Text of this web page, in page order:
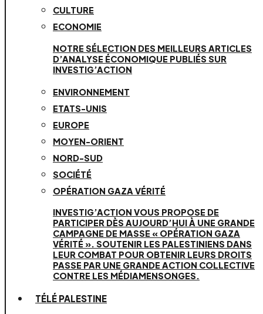
CULTURE
ECONOMIE
NOTRE SÉLECTION DES MEILLEURS ARTICLES
D’ANALYSE ÉCONOMIQUE PUBLIÉS SUR
INVESTIG’ACTION
ENVIRONNEMENT
ETATS-UNIS
EUROPE
MOYEN-ORIENT
NORD-SUD
SOCIÉTÉ
OPÉRATION GAZA VÉRITÉ
INVESTIG’ACTION VOUS PROPOSE DE
PARTICIPER DÈS AUJOURD’HUI À UNE GRANDE
CAMPAGNE DE MASSE « OPÉRATION GAZA
VÉRITÉ ». SOUTENIR LES PALESTINIENS DANS
LEUR COMBAT POUR OBTENIR LEURS DROITS
PASSE PAR UNE GRANDE ACTION COLLECTIVE
CONTRE LES MÉDIAMENSONGES.
TÉLÉ PALESTINE